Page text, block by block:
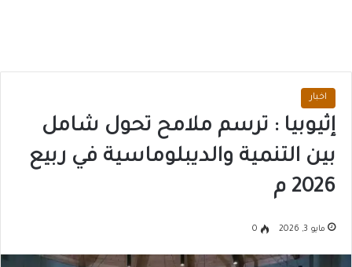
اخبار
إثيوبيا : ترسم ملامح تحول شامل
بين التنمية والديبلوماسية في ربيع
2026 م
مايو 3, 2026 0